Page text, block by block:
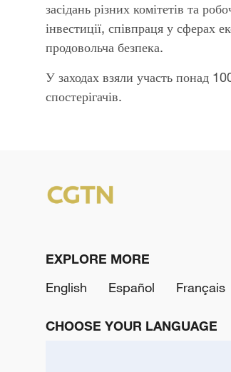
засідань різних комітетів та
інвестиції, співпраця у сферах
продовольча безпека.
У заходах взяли участь понад
спостерігачів.
EXPLORE MORE
English
Español Français
CHOOSE YOUR LANGUAGE